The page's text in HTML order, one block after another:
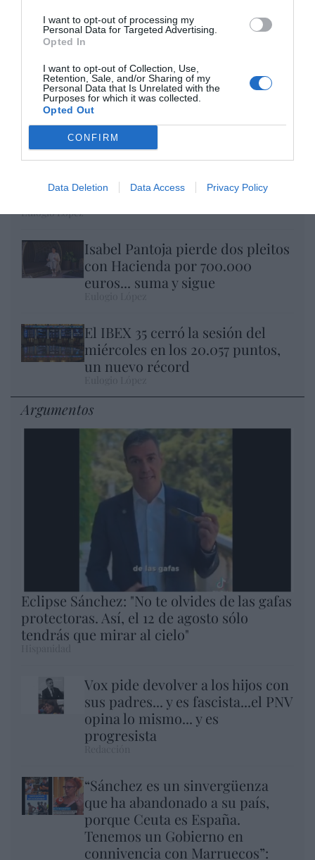
I want to opt-out of processing my
Personal Data for Targeted Advertising.
Opted In
I want to opt-out of Collection, Use,
Retention, Sale, and/or Sharing of my
Personal Data that Is Unrelated with the
Purposes for which it was collected.
Opted Out
CONFIRM
Data Deletion Data Access Privacy Policy
Nokia, Ericsson... Huawei: lo que importan
son las patentes
Eulogio López
Isabel Pantoja pierde dos pleitos
con Hacienda por 700.000
euros... suma y sigue
El IBEX 35 cerró la sesión del
miércoles en los 20.057 puntos,
un nuevo récord
Argumentos
Eclipse Sánchez: "No te olvides de las gafas
protectoras. Así, el 12 de agosto sólo
tendrás que mirar al cielo"
Vox pide devolver a los hijos con
sus padres... y es fascista...el PNV
opina lo mismo... y es
progresista
“Sánchez es un sinvergüenza
que ha abandonado a su país,
porque Ceuta es España.
Tenemos un Gobierno en
connivencia con Marruecos”: